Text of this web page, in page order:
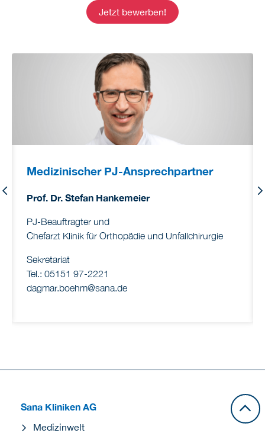
Jetzt bewerben!
Previous
Medizinischer PJ-Ansprechpartner
Prof. Dr. Stefan Hankemeier
PJ-Beauftragter und
Chefarzt Klinik für Orthopädie und Unfallchirurgie
Sekretariat
Tel.: 05151 97-2221
dagmar.boehm@sana.de
Sana Kliniken AG
Medizinwelt